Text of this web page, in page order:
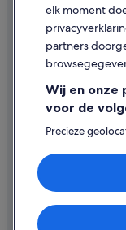
Hulp
Contact
Restitutieproces en
Boek een vlucht met
Internationale
elk moment
partners
Wij en onze
voor de
Precieze
Informatie op
en
Partnerlijst